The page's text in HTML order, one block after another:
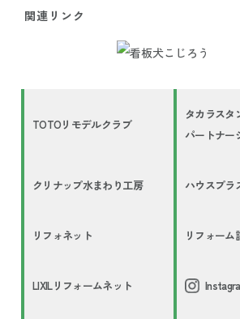
関連リンク
TOTOリモデルクラブ
タカラスタ
パートナー
クリナップ水まわり工房 ハウスプラ
リフォネット リフォーム
LIXILリフォームネット